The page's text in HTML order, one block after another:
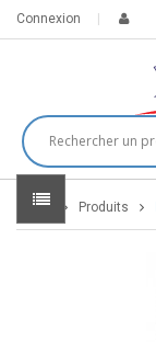
Connexion
Home Produits